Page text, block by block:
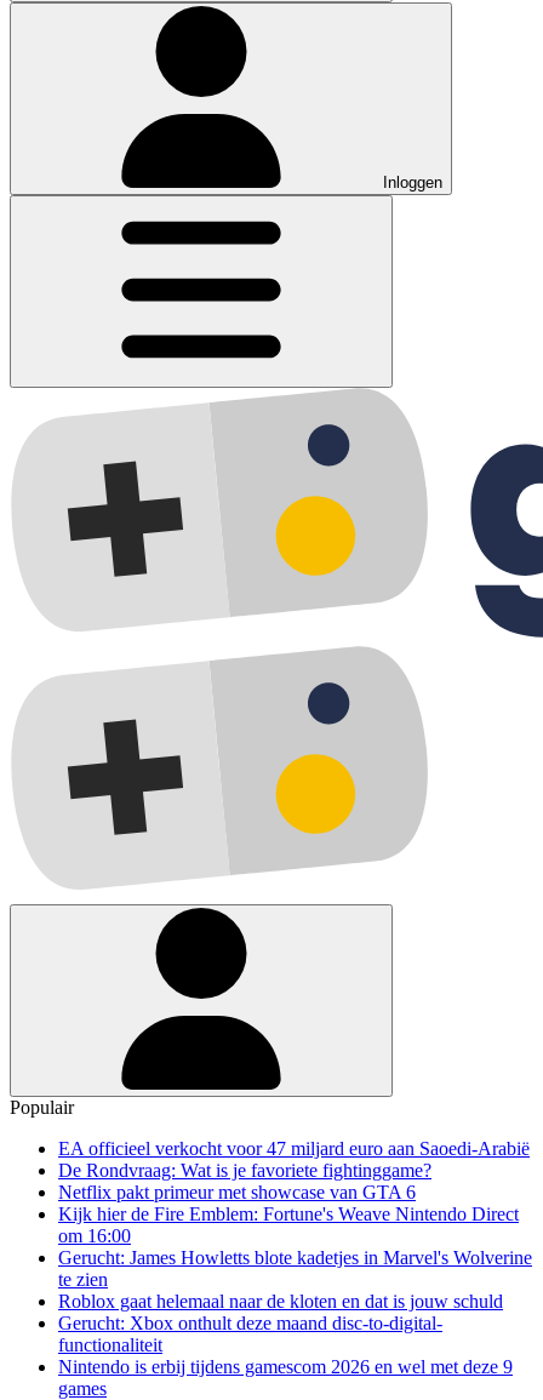
Inloggen
Populair
EA officieel verkocht voor 47 miljard euro aan Saoedi-Arabië
De Rondvraag: Wat is je favoriete fightinggame?
Netflix pakt primeur met showcase van GTA 6
Kijk hier de Fire Emblem: Fortune's Weave Nintendo Direct
om 16:00
Gerucht: James Howletts blote kadetjes in Marvel's Wolverine
te zien
Roblox gaat helemaal naar de kloten en dat is jouw schuld
Gerucht: Xbox onthult deze maand disc-to-digital-
functionaliteit
Nintendo is erbij tijdens gamescom 2026 en wel met deze 9
games